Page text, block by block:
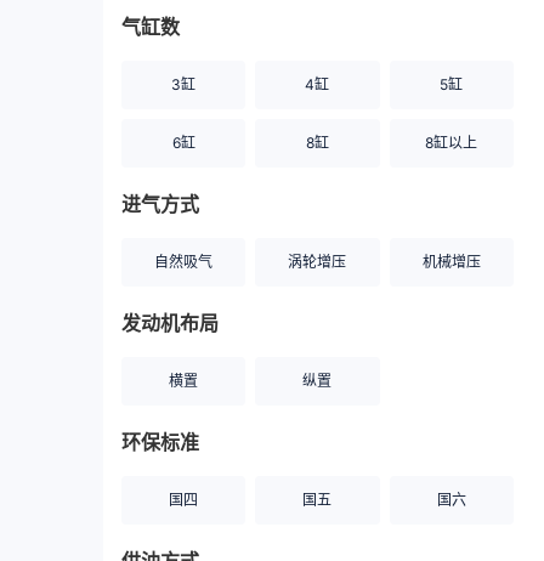
气缸数
3缸 4缸 5缸
6缸 8缸 8缸以上
进气方式
自然吸气 涡轮增压 机械增压
发动机布局
横置 纵置
环保标准
国四 国五 国六